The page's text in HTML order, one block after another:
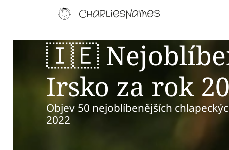
🇮🇪
Irsko za rok
Objev 50 nejoblíbenějších
2022